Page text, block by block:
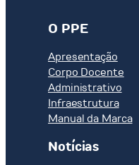
O PPE
Apresentação
Corpo Docente
Administrativo
Infraestrutura
Manual da Marca
Notícias